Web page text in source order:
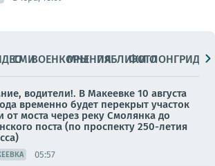
СМИВОЕНКОРЫМНЕНИЯПАБЛИКИ
ФОТОЛОНГРИДЫ
водители!. В Макеевке 10 августа
временно будет перекрыт участок
от моста через реку Смолянка до
поста (по проспекту 250-летия
05:57